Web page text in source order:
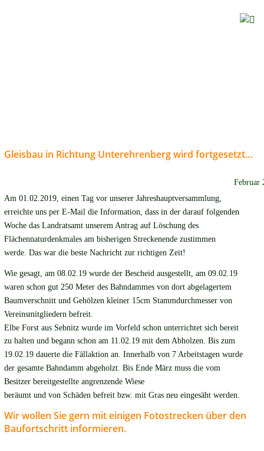
Gleisbau in Richtung Unterehrenberg wird fortgesetzt…
Februar
Am 01.02.2019, einen Tag vor unserer Jahreshauptversammlung,
erreichte uns per E-Mail die Information, dass in der darauf folgenden
Woche das Landratsamt unserem Antrag auf Löschung des
Flächennaturdenkmales am bisherigen Streckenende zustimmen
werde. Das war die beste Nachricht zur richtigen Zeit!
Wie gesagt, am 08.02.19 wurde der Bescheid ausgestellt, am 09.02.19
waren schon gut 250 Meter des Bahndammes von dort abgelagertem
Baumverschnitt und Gehölzen kleiner 15cm Stammdurchmesser von
Vereinsmitgliedern befreit.
Elbe Forst aus Sebnitz wurde im Vorfeld schon unterrichtet sich bereit
zu halten und begann schon am 11.02.19 mit dem Abholzen. Bis zum
19.02.19 dauerte die Fällaktion an. Innerhalb von 7 Arbeitstagen wurde
der gesamte Bahndamm abgeholzt. Bis Ende März muss die vom
Besitzer bereitgestellte angrenzende Wiese
beräumt und von Schäden befreit bzw. mit Gras neu eingesäht werden.
Wir wollen Sie gern mit einigen Fotostrecken über den
Baufortschritt informieren.